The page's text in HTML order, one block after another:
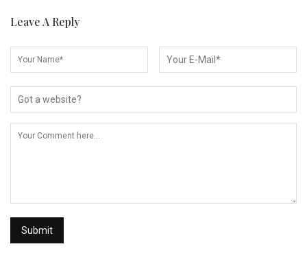
Leave A Reply